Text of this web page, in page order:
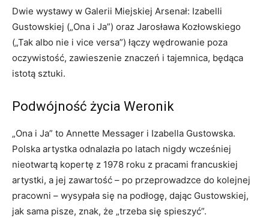
Dwie wystawy w Galerii Miejskiej Arsenał: Izabelli
Gustowskiej („Ona i Ja”) oraz Jarosława Kozłowskiego
(„Tak albo nie i vice versa”) łączy wędrowanie poza
oczywistość, zawieszenie znaczeń i tajemnica, będąca
istotą sztuki.
Podwójność życia Weronik
„Ona i Ja” to Annette Messager i Izabella Gustowska.
Polska artystka odnalazła po latach nigdy wcześniej
nieotwartą kopertę z 1978 roku z pracami francuskiej
artystki, a jej zawartość – po przeprowadzce do kolejnej
pracowni – wysypała się na podłogę, dając Gustowskiej,
jak sama pisze, znak, że „trzeba się spieszyć”.